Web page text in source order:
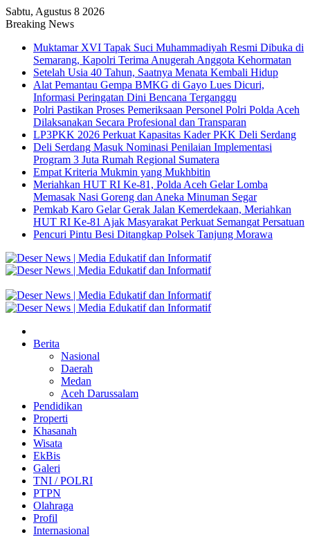
Sabtu, Agustus 8 2026
Breaking News
Muktamar XVI Tapak Suci Muhammadiyah Resmi Dibuka di
Semarang, Kapolri Terima Anugerah Anggota Kehormatan
Setelah Usia 40 Tahun, Saatnya Menata Kembali Hidup
Alat Pemantau Gempa BMKG di Gayo Lues Dicuri,
Informasi Peringatan Dini Bencana Terganggu
Polri Pastikan Proses Pemeriksaan Personel Polri Polda Aceh
Dilaksanakan Secara Profesional dan Transparan
LP3PKK 2026 Perkuat Kapasitas Kader PKK Deli Serdang
Deli Serdang Masuk Nominasi Penilaian Implementasi
Program 3 Juta Rumah Regional Sumatera
Empat Kriteria Mukmin yang Mukhbitin
Meriahkan HUT RI Ke-81, Polda Aceh Gelar Lomba
Memasak Nasi Goreng dan Aneka Minuman Segar
Pemkab Karo Gelar Gerak Jalan Kemerdekaan, Meriahkan
HUT RI Ke-81 Ajak Masyarakat Perkuat Semangat Persatuan
Pencuri Pintu Besi Ditangkap Polsek Tanjung Morawa
Berita
Nasional
Daerah
Medan
Aceh Darussalam
Pendidikan
Properti
Khasanah
Wisata
EkBis
Galeri
TNI / POLRI
PTPN
Olahraga
Profil
Internasional